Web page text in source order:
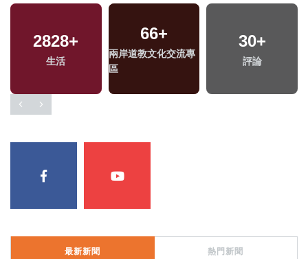
2828+
生活
66+
兩岸道教文化交流專
區
30+
評論
最新新聞 熱門新聞